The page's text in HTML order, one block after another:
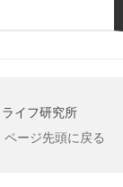
イフ研究所
ページ先頭に戻る